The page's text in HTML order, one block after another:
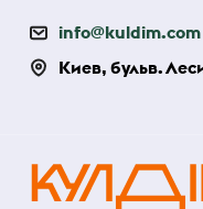
info@kuldim.com
Киев, бульв.